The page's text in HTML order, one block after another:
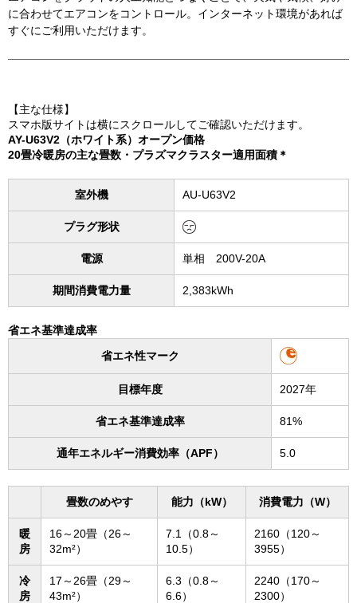
【主な仕様】
スマホ版サイトは横にスクロールしてご確認いただけます。
AY-U63V2（ホワイト系）オープン価格
20畳冷暖房の主な畳数・プラズマクラスター適用面積＊
室外機 AU-U63V2
プラグ形状
電源 単相 200V-20A
期間消費電力量 2,383kWh
省エネ基準達成率
省エネ性マーク
目標年度 2027年
省エネ基準達成率 81%
通年エネルギー消費効率（APF） 5.0
畳数のめやす 能力（kW） 消費電力（W）
暖
房
16～20畳（26～
32m²）
7.1（0.8～
10.5）
2160（120～
3955）
冷
房
17～26畳（29～
43m²）
6.3（0.8～
6.6）
2240（170～
2300）